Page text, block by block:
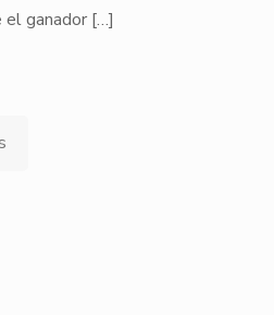
el ganador […]